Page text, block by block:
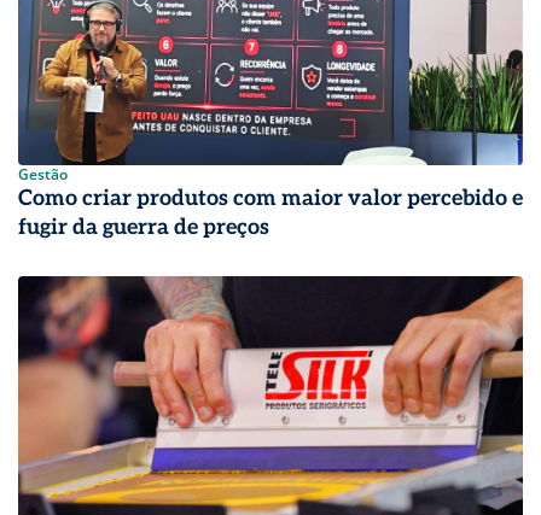
Gestão
Como criar produtos com maior valor percebido e
fugir da guerra de preços